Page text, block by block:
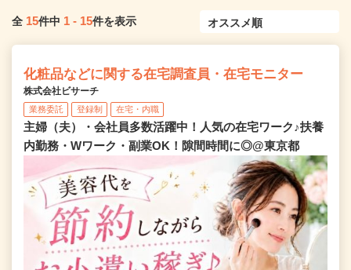
全 15件中 1 - 15件を表示
化粧品などに関する在宅調査員・在宅モニター
株式会社ビサーチ
業務委託 登録制 在宅・内職
主婦（夫）・会社員多数活躍中！人気の在宅ワーク♪扶養
内勤務・Wワーク・副業OK！隙間時間に◎@東京都